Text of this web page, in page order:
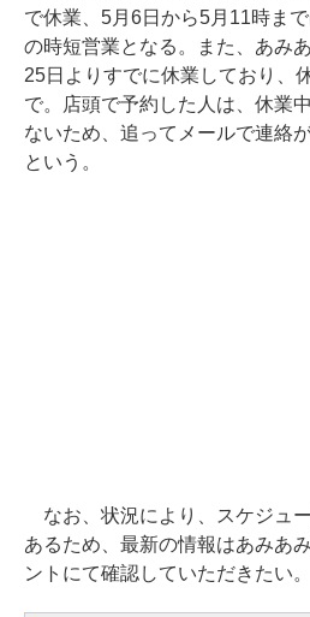
で休業、5月6日から5月11時ま
の時短営業となる。また、あみ
25日よりすでに休業しており、
で。店頭で予約した人は、休業
ないため、追ってメールで連絡
という。
なお、状況により、スケジュ
あるため、最新の情報はあみあ
ントにて確認していただきたい。